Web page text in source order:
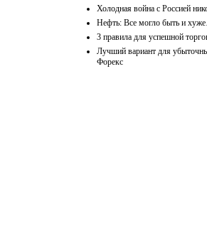
Холодная война с Россией
Нефть: Все могло быть и
3 правила для успешной
Лучший вариант для
Форекс